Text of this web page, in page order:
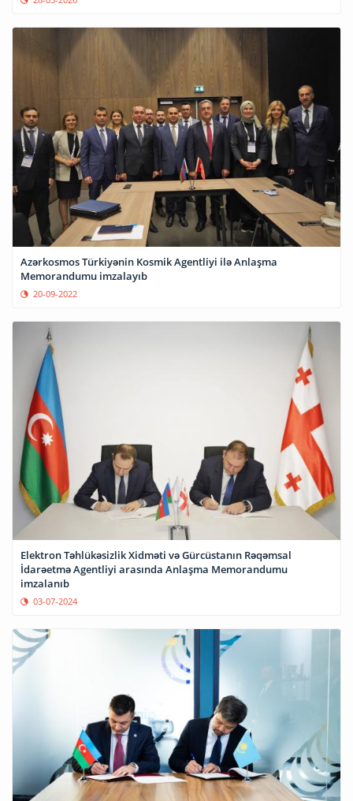
Azərkosmos Türkiyənin Kosmik Agentliyi ilə Anlaşma
Memorandumu imzalayıb
20-09-2022
Elektron Təhlükəsizlik Xidməti və Gürcüstanın Rəqəmsal
İdarəetmə Agentliyi arasında Anlaşma Memorandumu
imzalanıb
03-07-2024